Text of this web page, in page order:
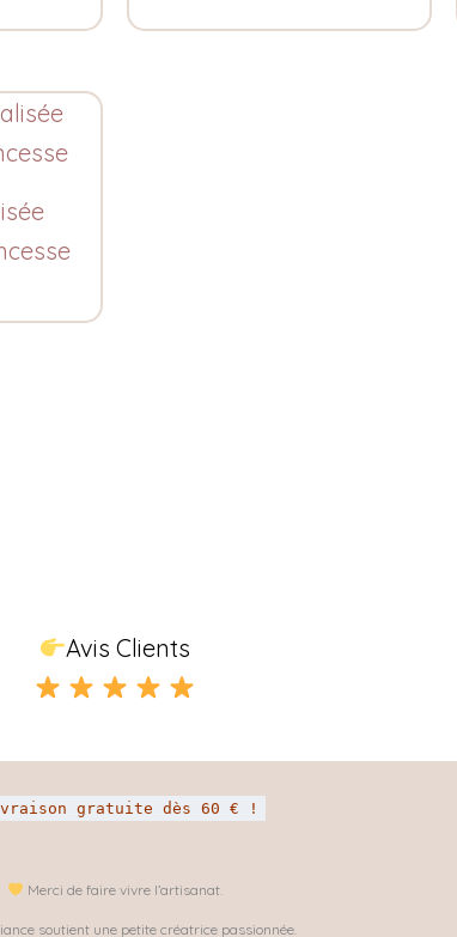
Avis Clients
gratuite dès 60 € !
Merci de faire vivre l’artisanat.
soutient une petite créatrice passionnée.